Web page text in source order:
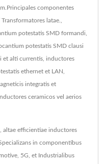
componentes
latae.,
potestatis SMD formandi,
potestatis SMD clausi
et alti currentis, inductores
ethernet et LAN,
integratis et
ceramicos vel aerios
altae efficientiae inductores
in componentibus
5G, et Industrialibus